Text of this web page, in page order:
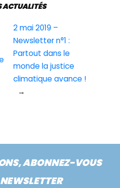
ACTUALITÉS
2 mai 2019 –
Newsletter n°1 :
Partout dans le
monde la justice
climatique avance !
→
ABONNEZ-VOUS